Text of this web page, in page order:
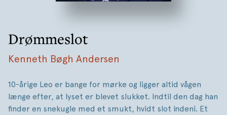
Drømmeslot
Kenneth Bøgh Andersen
10-årige Leo er bange for mørke og ligger altid vågen
længe efter, at lyset er blevet slukket. Indtil den dag han
finder en snekugle med et smukt, hvidt slot indeni. Et